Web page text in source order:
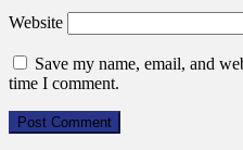
Website
Save my name, email, and
time I comment.